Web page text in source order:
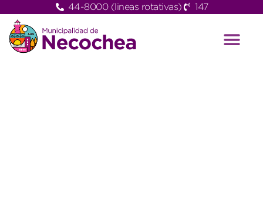
44-8000 (lineas rotativas) 147